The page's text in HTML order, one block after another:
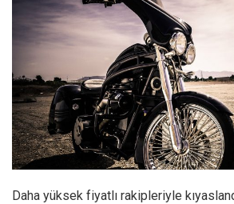
Daha yüksek fiyatlı rakipleriyle